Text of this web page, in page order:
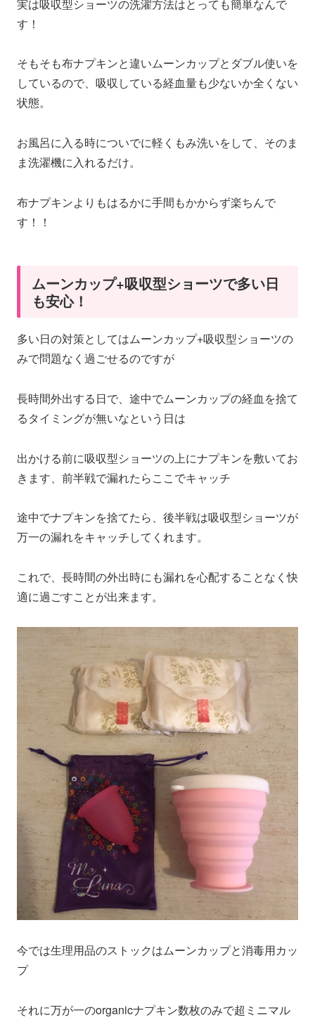
実は吸収型ショーツの洗濯方法はとっても簡単なんで
す！
そもそも布ナプキンと違いムーンカップとダブル使いを
しているので、吸収している経血量も少ないか全くない
状態。
お風呂に入る時についでに軽くもみ洗いをして、そのま
ま洗濯機に入れるだけ。
布ナプキンよりもはるかに手間もかからず楽ちんで
す！！
ムーンカップ+吸収型ショーツで多い日
も安心！
多い日の対策としてはムーンカップ+吸収型ショーツの
みで問題なく過ごせるのですが
長時間外出する日で、途中でムーンカップの経血を捨て
るタイミングが無いなという日は
出かける前に吸収型ショーツの上にナプキンを敷いてお
きます、前半戦で漏れたらここでキャッチ
途中でナプキンを捨てたら、後半戦は吸収型ショーツが
万一の漏れをキャッチしてくれます。
これで、長時間の外出時にも漏れを心配することなく快
適に過ごすことが出来ます。
今では生理用品のストックはムーンカップと消毒用カッ
プ
それに万が一のorganicナプキン数枚のみで超ミニマル